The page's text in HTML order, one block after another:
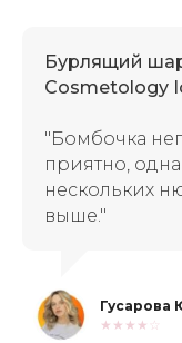
Бурлящий
Cosmetology
"Бомбочка
приятно,
нескольких
выше."
Гусарова
★★★★☆